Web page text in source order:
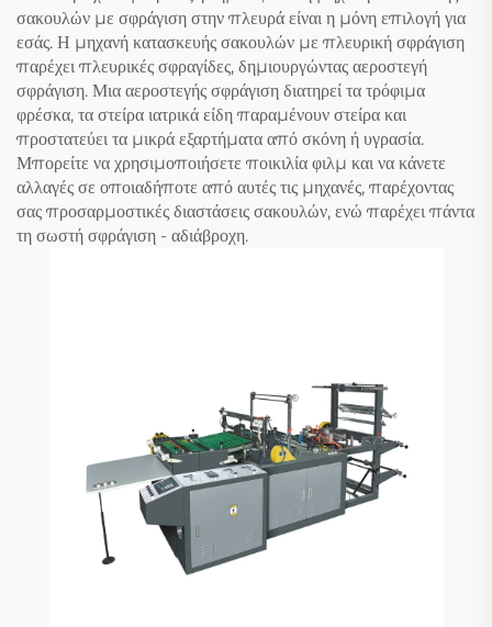
σακουλών με σφράγιση στην πλευρά είναι η μόνη επιλογή για
εσάς. Η μηχανή κατασκευής σακουλών με πλευρική σφράγιση
παρέχει πλευρικές σφραγίδες, δημιουργώντας αεροστεγή
σφράγιση. Μια αεροστεγής σφράγιση διατηρεί τα τρόφιμα
φρέσκα, τα στείρα ιατρικά είδη παραμένουν στείρα και
προστατεύει τα μικρά εξαρτήματα από σκόνη ή υγρασία.
Μπορείτε να χρησιμοποιήσετε ποικιλία φιλμ και να κάνετε
αλλαγές σε οποιαδήποτε από αυτές τις μηχανές, παρέχοντας
σας προσαρμοστικές διαστάσεις σακουλών, ενώ παρέχει πάντα
τη σωστή σφράγιση - αδιάβροχη.